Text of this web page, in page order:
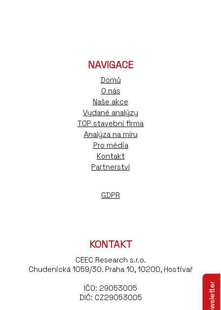
NAVIGACE
Domů
O nás
Naše akce
Vydané analýzy
TOP stavební firma
Analýza na míru
Pro média
Kontakt
Partnerství
GDPR
KONTAKT
CEEC Research s.r.o.
Chudenická 1059/30. Praha 10, 10200, Hostivař
IČO: 29053005
DIČ: CZ29053005